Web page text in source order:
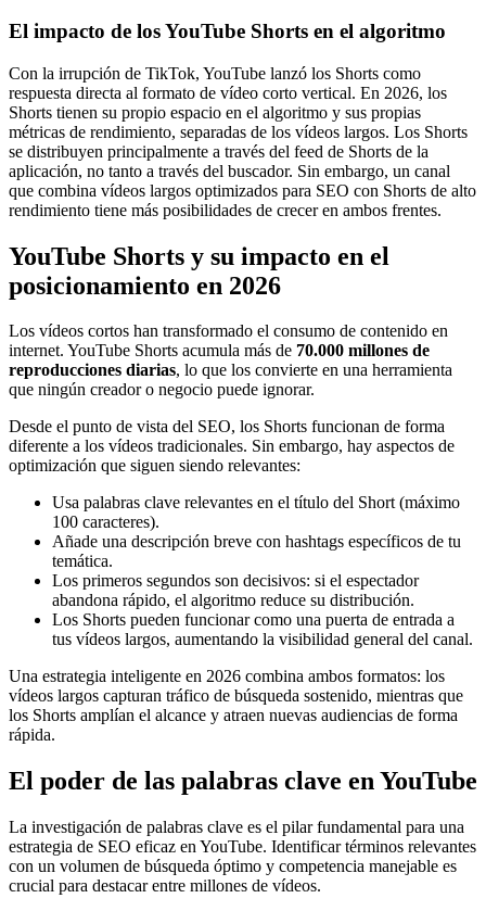
El impacto de los YouTube Shorts en el algoritmo
Con la irrupción de TikTok, YouTube lanzó los Shorts como
respuesta directa al formato de vídeo corto vertical. En 2026, los
Shorts tienen su propio espacio en el algoritmo y sus propias
métricas de rendimiento, separadas de los vídeos largos. Los Shorts
se distribuyen principalmente a través del feed de Shorts de la
aplicación, no tanto a través del buscador. Sin embargo, un canal
que combina vídeos largos optimizados para SEO con Shorts de alto
rendimiento tiene más posibilidades de crecer en ambos frentes.
YouTube Shorts y su impacto en el
posicionamiento en 2026
Los vídeos cortos han transformado el consumo de contenido en
internet. YouTube Shorts acumula más de 70.000 millones de
reproducciones diarias, lo que los convierte en una herramienta
que ningún creador o negocio puede ignorar.
Desde el punto de vista del SEO, los Shorts funcionan de forma
diferente a los vídeos tradicionales. Sin embargo, hay aspectos de
optimización que siguen siendo relevantes:
Usa palabras clave relevantes en el título del Short (máximo
100 caracteres).
Añade una descripción breve con hashtags específicos de tu
temática.
Los primeros segundos son decisivos: si el espectador
abandona rápido, el algoritmo reduce su distribución.
Los Shorts pueden funcionar como una puerta de entrada a
tus vídeos largos, aumentando la visibilidad general del canal.
Una estrategia inteligente en 2026 combina ambos formatos: los
vídeos largos capturan tráfico de búsqueda sostenido, mientras que
los Shorts amplían el alcance y atraen nuevas audiencias de forma
rápida.
El poder de las palabras clave en YouTube
La investigación de palabras clave es el pilar fundamental para una
estrategia de SEO eficaz en YouTube. Identificar términos relevantes
con un volumen de búsqueda óptimo y competencia manejable es
crucial para destacar entre millones de vídeos.